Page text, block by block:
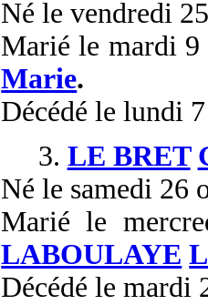
Né le vendredi
Marié le mardi 9
Marie.
Décédé le lundi
3. LE BRET
Né le samedi 26
Marié le
LABOULAYE
Décédé le mardi